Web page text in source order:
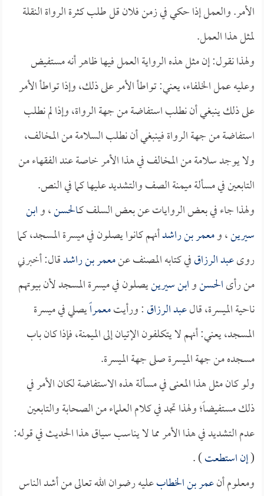
الأمر. والعمل إذا حكي في زمن فلان قل طلب كثرة الرواة النقلة
لمثل هذا العمل.
ولهذا نقول: إن مثل هذه الرواية العمل فيها ظاهر أنه مستفيض
وعليه عمل الخلفاء، يعني: تواطأ الأمر على ذلك، وإذا تواطأ الأمر
على ذلك ينبغي أن نطلب استفاضة من جهة الرواة، وإذا لم نطلب
استفاضة من جهة الرواة فينبغي أن نطلب السلامة من المخالف،
ولا يوجد سلامة من المخالف في هذا الأمر خاصة عند الفقهاء من
التابعين في مسألة ميمنة الصف والتشديد عليها كما في النص.
ولهذا جاء في بعض الروايات عن بعض السلف كـالحسن، وابن
سيرين، ومعمر بن راشدأنهم كانوا يصلون في ميسرة المسجد، كما
روىعبد الرزاقفي كتابه المصنف عنمعمر بن راشدقال: أخبرني
من رأىالحسنوابن سيرينيصلون في ميسرة المسجد لأن بيوتهم
ناحية الميسرة، قالعبد الرزاق: ورأيتمعمراًيصلي في ميسرة
المسجد، يعني: أنهم لا يتكلفون الإتيان إلى الميمنة، فإذا كان باب
مسجده من جهة الميسرة صلى جهة الميسرة.
ولو كان مثل هذا المعنى في مسألة هذه الاستفاضة لكان الأمر في
ذلك مستفيضاً؛ ولهذا تجد في كلام العلماء من الصحابة والتابعين
عدم التشديد في هذا الأمر مما لا يناسب سياق هذا الحديث في قوله:
(إن استطعت) .
ومعلوم أنعمر بن الخطابعليه رضوان الله تعالى من أشد الناس